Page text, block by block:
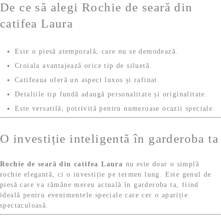
De ce să alegi Rochie de seară din
catifea Laura
Este o piesă atemporală, care nu se demodează.
Croiala avantajează orice tip de siluetă.
Catifeaua oferă un aspect luxos și rafinat.
Detaliile tip fundă adaugă personalitate și originalitate.
Este versatilă, potrivită pentru numeroase ocazii speciale.
O investiție inteligentă în garderoba ta
Rochie de seară din catifea Laura nu este doar o simplă
rochie elegantă, ci o investiție pe termen lung. Este genul de
piesă care va rămâne mereu actuală în garderoba ta, fiind
ideală pentru evenimentele speciale care cer o apariție
spectaculoasă.